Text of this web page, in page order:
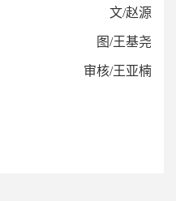
文/赵源
图/王基尧
审核/王亚楠